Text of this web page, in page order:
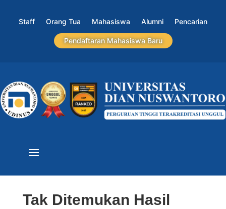
Staff Orang Tua Mahasiswa Alumni Pencarian
Pendaftaran Mahasiswa Baru
Tak Ditemukan Hasil